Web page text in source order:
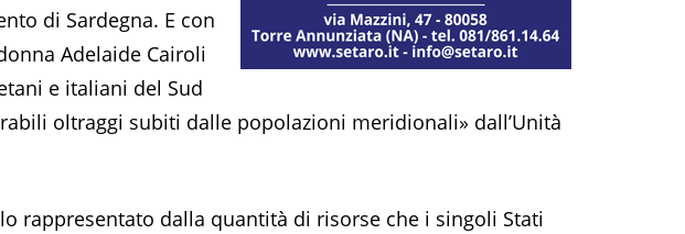
di Sardegna. E con
Adelaide Cairoli
e italiani del Sud
oltraggi subiti dalle popolazioni meridionali» dall’Unità
rappresentato dalla quantità di risorse che i singoli Stati